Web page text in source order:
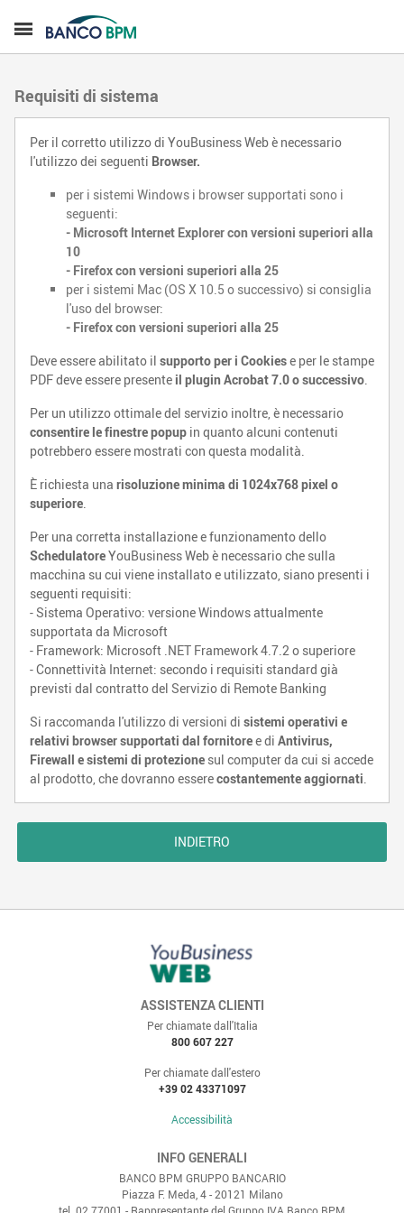
Requisiti di sistema
Per il corretto utilizzo di YouBusiness Web è necessario
l'utilizzo dei seguenti Browser.
per i sistemi Windows i browser supportati sono i
seguenti:
- Microsoft Internet Explorer con versioni superiori alla
10
- Firefox con versioni superiori alla 25
per i sistemi Mac (OS X 10.5 o successivo) si consiglia
l'uso del browser:
- Firefox con versioni superiori alla 25
Deve essere abilitato il supporto per i Cookiese per le stampe
PDF deve essere presente il plugin Acrobat 7.0 o successivo.
Per un utilizzo ottimale del servizio inoltre, è necessario
consentire le finestre popup in quanto alcuni contenuti
potrebbero essere mostrati con questa modalità.
È richiesta una risoluzione minima di 1024x768 pixel o
superiore.
Per una corretta installazione e funzionamento dello
SchedulatoreYouBusiness Web è necessario che sulla
macchina su cui viene installato e utilizzato, siano presenti i
seguenti requisiti:
- Sistema Operativo: versione Windows attualmente
supportata da Microsoft
- Framework: Microsoft .NET Framework 4.7.2 o superiore
- Connettività Internet: secondo i requisiti standard già
previsti dal contratto del Servizio di Remote Banking
Si raccomanda l'utilizzo di versioni di sistemi operativi e
relativi browser supportati dal fornitoree di Antivirus,
Firewall e sistemi di protezione sul computer da cui si accede
al prodotto, che dovranno esserecostantemente aggiornati.
INDIETRO
ASSISTENZA CLIENTI
Per chiamate dall'Italia
800 607 227
Per chiamate dall'estero
+39 02 43371097
Accessibilità
INFO GENERALI
BANCO BPM GRUPPO BANCARIO
Piazza F. Meda, 4 - 20121 Milano